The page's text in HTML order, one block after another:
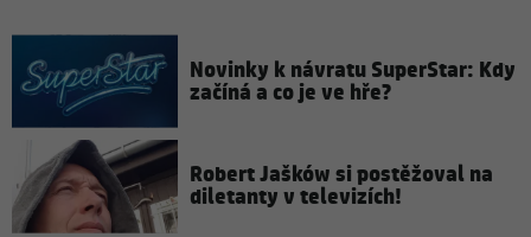
Novinky k návratu SuperStar: Kdy
začíná a co je ve hře?
Robert Jašków si postěžoval na
diletanty v televizích!